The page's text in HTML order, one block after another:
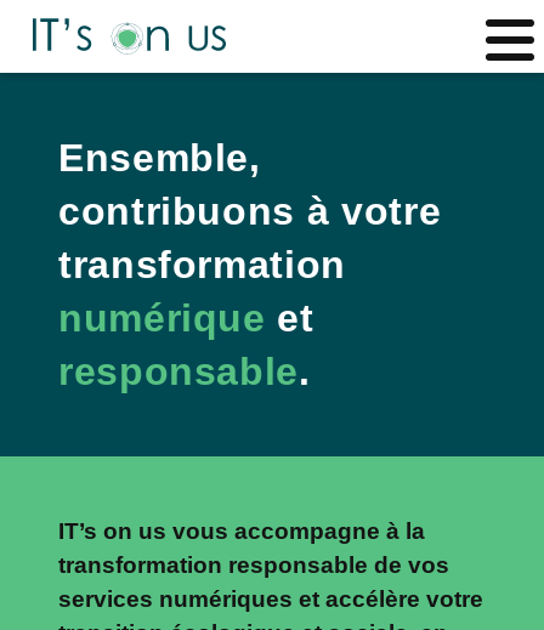
Ensemble,
contribuons à votre
transformation
numérique et
responsable.
IT’s on us vous accompagne à la
transformation responsable de vos
services numériques et accélère votre